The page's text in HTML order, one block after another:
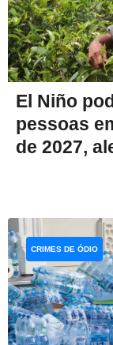
El Niño
pessoas
de 2027,
CRIMES DE ÓDIO